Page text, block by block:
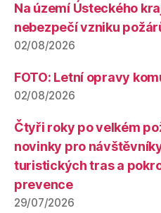
Na území Ústeckého
nebezpečí vzniku
02/08/2026
FOTO: Letní opravy
02/08/2026
Čtyři roky po velkém
novinky pro
turistických tras a
prevence
29/07/2026